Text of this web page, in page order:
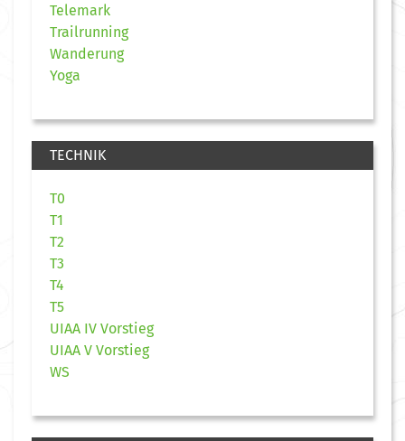
Telemark
Trailrunning
Wanderung
Yoga
TECHNIK
T0
T1
T2
T3
T4
T5
UIAA IV Vorstieg
UIAA V Vorstieg
WS